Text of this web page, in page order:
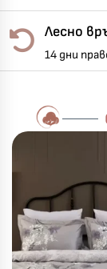
Лесно
14 дни